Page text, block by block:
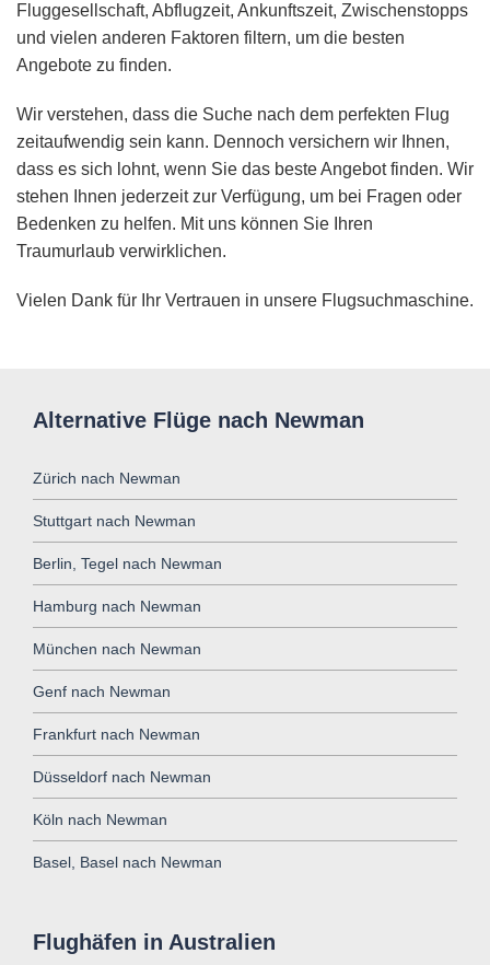
Fluggesellschaft, Abflugzeit, Ankunftszeit, Zwischenstopps
und vielen anderen Faktoren filtern, um die besten
Angebote zu finden.
Wir verstehen, dass die Suche nach dem perfekten Flug
zeitaufwendig sein kann. Dennoch versichern wir Ihnen,
dass es sich lohnt, wenn Sie das beste Angebot finden. Wir
stehen Ihnen jederzeit zur Verfügung, um bei Fragen oder
Bedenken zu helfen. Mit uns können Sie Ihren
Traumurlaub verwirklichen.
Vielen Dank für Ihr Vertrauen in unsere Flugsuchmaschine.
Alternative Flüge nach Newman
Zürich nach Newman
Stuttgart nach Newman
Berlin, Tegel nach Newman
Hamburg nach Newman
München nach Newman
Genf nach Newman
Frankfurt nach Newman
Düsseldorf nach Newman
Köln nach Newman
Basel, Basel nach Newman
Flughäfen in Australien